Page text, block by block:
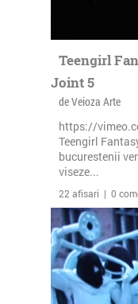
Teengirl
Joint 5
de Veioza Arte
https://
Teengirl
bucurestenii
viseze...
22 afisari | 0